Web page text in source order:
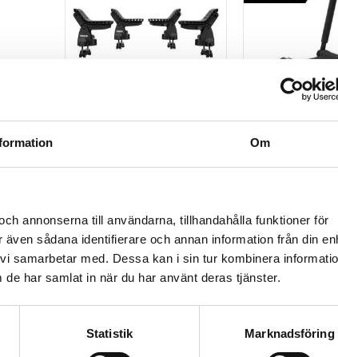
Om
annonserna till användarna, tillhandahålla funktioner för
sådana identifierare och annan information från din
samarbetar med. Dessa kan i sin tur kombinera
har samlat in när du har använt deras tjänster.
Statistik Marknadsföring
THULE HULL-
Lägg till i favoriter